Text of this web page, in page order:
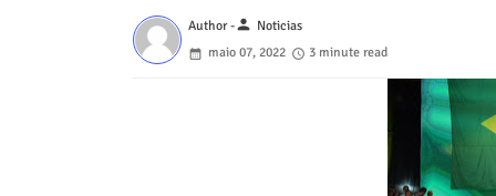
Author -person Noticias
maio 07, 2022
3 minute read